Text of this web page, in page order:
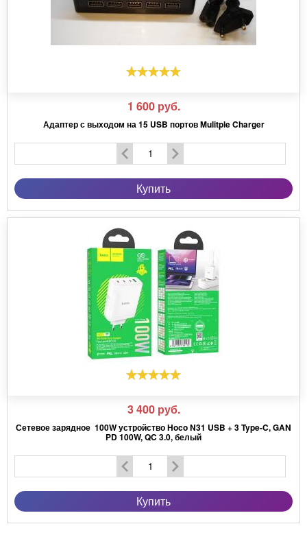
1 600 руб.
Адаптер с выходом на 15 USB портов Mulitple Charger
Купить
3 400 руб.
Сетевое зарядное 100W устройство Hoco N31 USB + 3 Type-C, GAN
PD 100W, QC 3.0, белый
Купить